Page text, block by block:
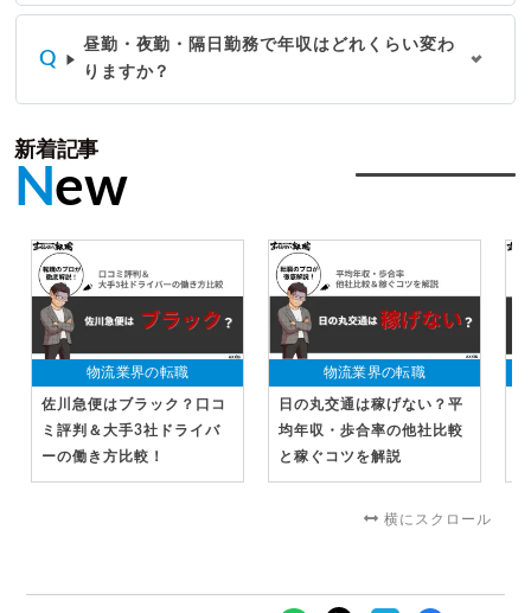
昼勤・夜勤・隔日勤務で年収はどれくらい変わ
りますか？
新着記事
New
物流業界の転職
佐川急便はブラック？口コ
ミ評判＆大手3社ドライバ
ーの働き方比較！
物流業界の転職
日の丸交通は稼げない？平
均年収・歩合率の他社比較
と稼ぐコツを解説
横にスクロール